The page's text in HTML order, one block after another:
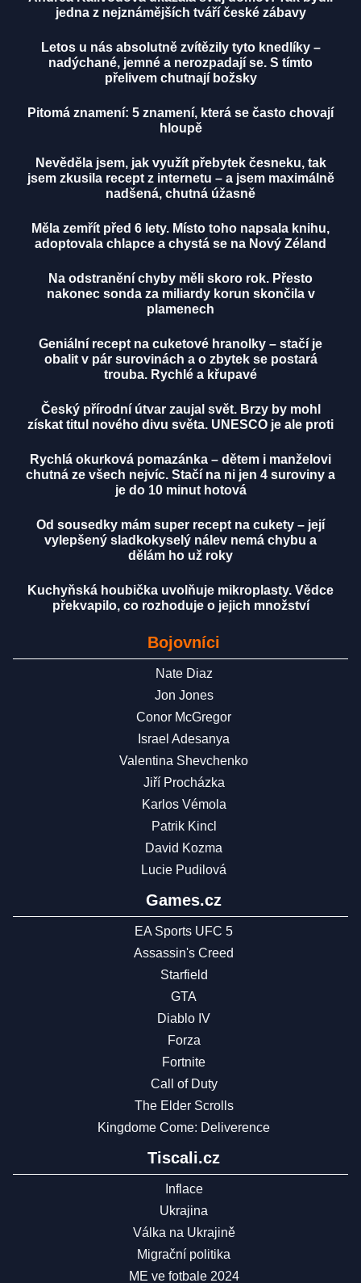
jedna z nejznámějších tváří české zábavy
Letos u nás absolutně zvítězily tyto knedlíky –
nadýchané, jemné a nerozpadají se. S tímto
přelivem chutnají božsky
Pitomá znamení: 5 znamení, která se často chovají
hloupě
Nevěděla jsem, jak využít přebytek česneku, tak
jsem zkusila recept z internetu – a jsem maximálně
nadšená, chutná úžasně
Měla zemřít před 6 lety. Místo toho napsala knihu,
adoptovala chlapce a chystá se na Nový Zéland
Na odstranění chyby měli skoro rok. Přesto
nakonec sonda za miliardy korun skončila v
plamenech
Geniální recept na cuketové hranolky – stačí je
obalit v pár surovinách a o zbytek se postará
trouba. Rychlé a křupavé
Český přírodní útvar zaujal svět. Brzy by mohl
získat titul nového divu světa. UNESCO je ale proti
Rychlá okurková pomazánka – dětem i manželovi
chutná ze všech nejvíc. Stačí na ni jen 4 suroviny a
je do 10 minut hotová
Od sousedky mám super recept na cukety – její
vylepšený sladkokyselý nálev nemá chybu a
dělám ho už roky
Kuchyňská houbička uvolňuje mikroplasty. Vědce
překvapilo, co rozhoduje o jejich množství
Bojovníci
Nate Diaz
Jon Jones
Conor McGregor
Israel Adesanya
Valentina Shevchenko
Jiří Procházka
Karlos Vémola
Patrik Kincl
David Kozma
Lucie Pudilová
Games.cz
EA Sports UFC 5
Assassin's Creed
Starfield
GTA
Diablo IV
Forza
Fortnite
Call of Duty
The Elder Scrolls
Kingdome Come: Deliverence
Tiscali.cz
Inflace
Ukrajina
Válka na Ukrajině
Migrační politika
ME ve fotbale 2024